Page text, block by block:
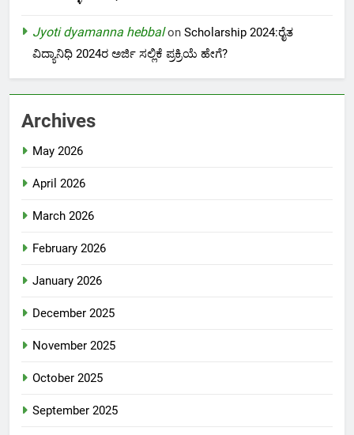
Jyoti dyamanna hebbalon Scholarship 2024:ರೈತ
ವಿದ್ಯಾನಿಧಿ 2024ರ ಅರ್ಜಿ ಸಲ್ಲಿಕೆ ಪ್ರಕ್ರಿಯೆ ಹೇಗೆ?
Archives
May 2026
April 2026
March 2026
February 2026
January 2026
December 2025
November 2025
October 2025
September 2025